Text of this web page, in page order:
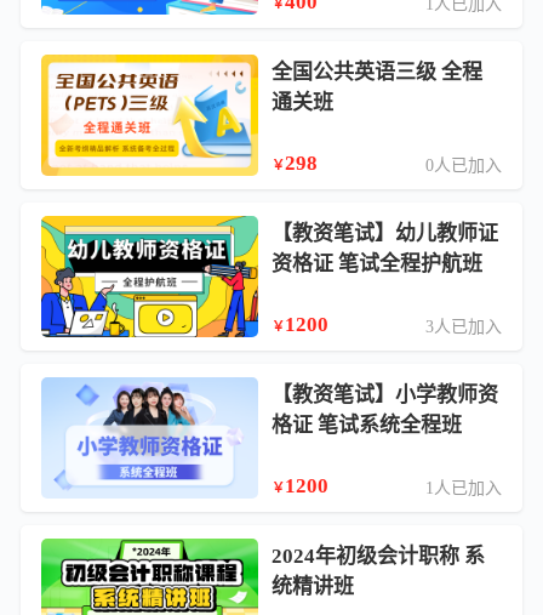
￥ 1人已加入
全国公共英语三级 全程
通关班
￥298 0人已加入
【教资笔试】幼儿教师证
资格证 笔试全程护航班
￥1200 3人已加入
【教资笔试】小学教师资
格证 笔试系统全程班
￥1200 1人已加入
2024年初级会计职称 系
统精讲班